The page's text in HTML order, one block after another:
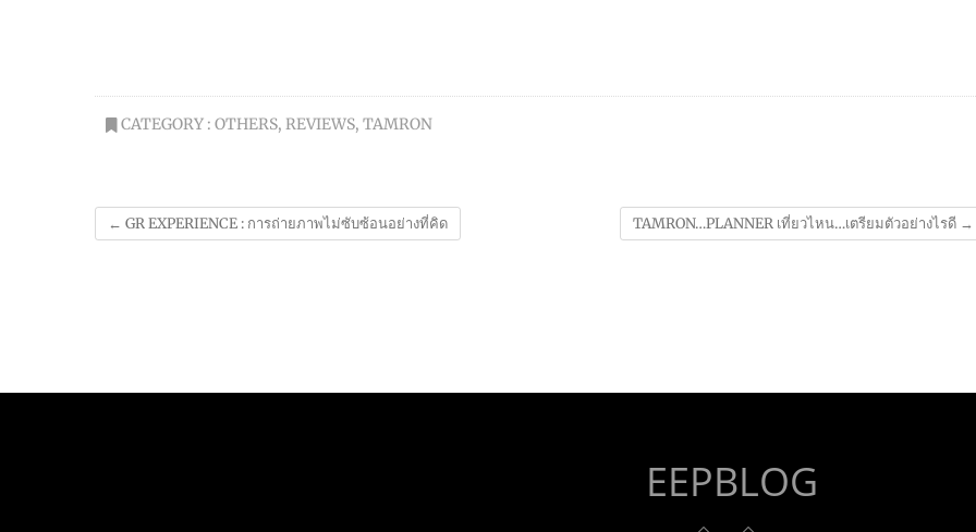
CATEGORY : OTHERS, REVIEWS, TAMRON
← GR EXPERIENCE : การถ่ายภาพไม่ซับซ้อนอย่างที่คิด TAMRON…PLANNER เที่ยวไหน…เตรียมตัวอย่างไรดี →
EEPBLOG